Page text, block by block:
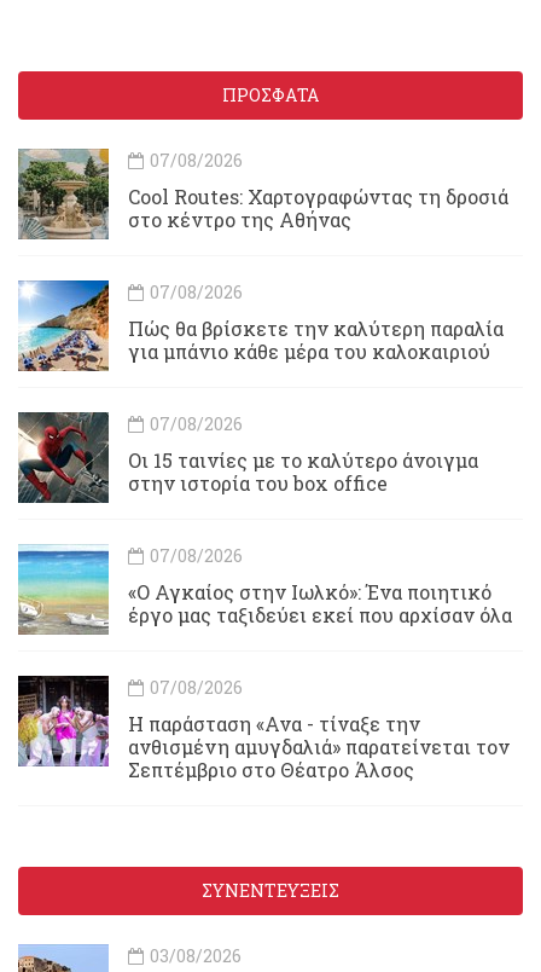
ΠΡΟΣΦΑΤΑ
07/08/2026
Cool Routes: Χαρτογραφώντας τη δροσιά
στο κέντρο της Αθήνας
07/08/2026
Πώς θα βρίσκετε την καλύτερη παραλία
για μπάνιο κάθε μέρα του καλοκαιριού
07/08/2026
Οι 15 ταινίες με το καλύτερο άνοιγμα
στην ιστορία του box office
07/08/2026
«Ο Αγκαίος στην Ιωλκό»: Ένα ποιητικό
έργο μας ταξιδεύει εκεί που αρχίσαν όλα
07/08/2026
Η παράσταση «Ανα - τίναξε την
ανθισμένη αμυγδαλιά» παρατείνεται τον
Σεπτέμβριο στο Θέατρο Άλσος
ΣΥΝΕΝΤΕΥΞΕΙΣ
03/08/2026